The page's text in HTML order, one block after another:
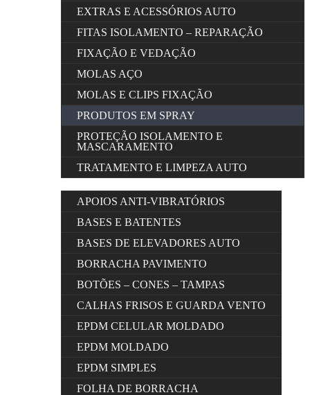
EXTRAS E ACESSÓRIOS AUTO
FITAS ISOLAMENTO – REPARAÇÃO
FIXAÇÃO E VEDAÇÃO
MOLAS AÇO
MOLAS E CLIPS FIXAÇÃO
PRODUTOS EM SPRAY
PROTEÇÃO ISOLAMENTO E
MASCARAMENTO
TRATAMENTO E LIMPEZA AUTO
APOIOS ANTI-VIBRATÓRIOS
BASES E BATENTES
BASES DE ELEVADORES AUTO
BORRACHA PAVIMENTO
BOTÕES – CONES – TAMPAS
CALHAS FRISOS E GUARDA VENTO
EPDM CELULAR MOLDADO
EPDM MOLDADO
EPDM SIMPLES
FOLHA DE BORRACHA